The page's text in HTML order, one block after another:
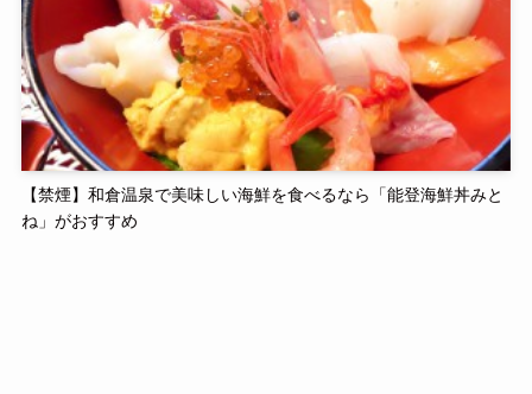
【禁煙】和倉温泉で美味しい海鮮を食べるなら「能登海鮮丼みと
ね」がおすすめ